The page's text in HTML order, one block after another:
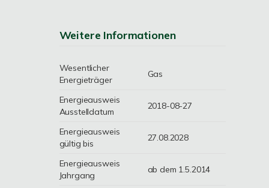
Weitere Informationen
Wesentlicher
Energieträger
Gas
Energieausweis
Ausstelldatum
2018-08-27
Energieausweis
gültig bis
27.08.2028
Energieausweis
Jahrgang
ab dem 1.5.2014